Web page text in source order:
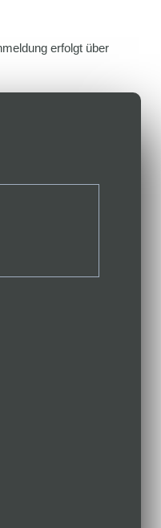
erfolgt über